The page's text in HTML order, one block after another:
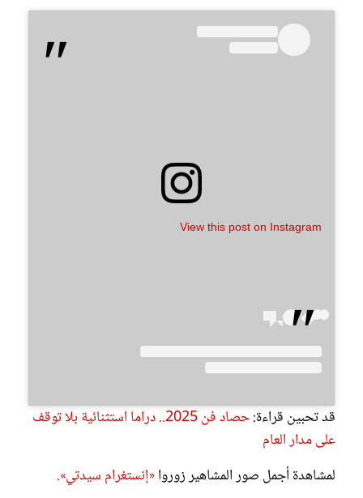
View this post on Instagram
قد تحبين قراءة:
حصاد فن 2025.. دراما استثنائية بلا توقف
على مدار العام
لمشاهدة أجمل صور المشاهير زوروا«إنستغرام سيدتي».